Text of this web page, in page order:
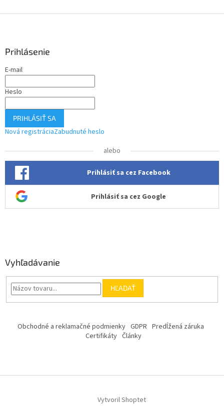
Prihlásenie
E-mail
Heslo
PRIHLÁSIŤ SA
Nová registráciaZabudnuté heslo
alebo
Prihlásiť sa cez Facebook
Prihlásiť sa cez Google
Vyhľadávanie
HĽADAŤ
Obchodné a reklamačné podmienky GDPR Predĺžená záruka
Certifikáty Články
Vytvoril Shoptet